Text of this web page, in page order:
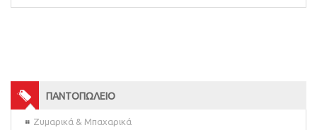
ΠΑΝΤΟΠΩΛΕΙΟ
Ζυμαρικά & Μπαχαρικά